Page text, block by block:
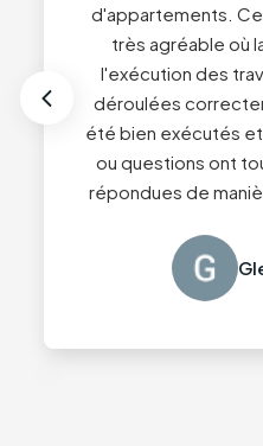
Service
Conseils
haute qualité. Nous
hésiter
d'appartements.
très agréable où
l'exécution des
déroulées
été bien exécutés
ou questions ont
répondues de
J'ai fait appel à
fois pour notre
la fois du bureau
mêmes. Une
pouvez
Des conseils très
accords conclus
correct. Prix